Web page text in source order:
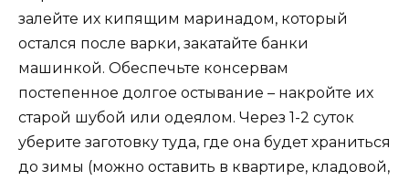
залейте их кипящим маринадом, который
остался после варки, закатайте банки
машинкой. Обеспечьте консервам
постепенное долгое остывание – накройте их
старой шубой или одеялом. Через 1-2 суток
уберите заготовку туда, где она будет храниться
до зимы (можно оставить в квартире, кладовой,